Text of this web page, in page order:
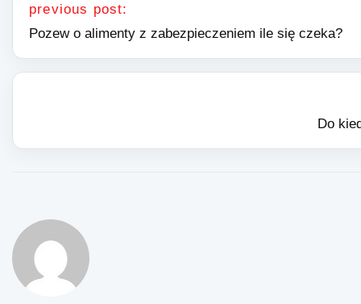
previous post:
Pozew o alimenty z zabezpieczeniem ile się czeka?
Do